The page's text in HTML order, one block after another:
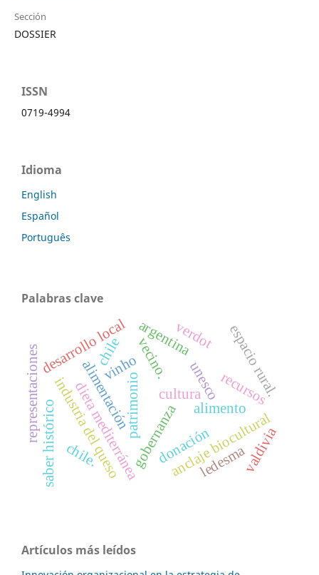
Sección
DOSSIER
ISSN
0719-4994
Idioma
English
Español
Português
Palabras clave
alimentaciónpatrimonio culturaunesco
dieta mediterránea alimento
donación
vecino.
gobernanzaanclaje biocultural
desarrollo local
recursos
espacio rural.
argentina
industria del queso
chile.
chile verdot
valdivia
ledesma
vinho
representacionessaber histórico
Artículos más leídos